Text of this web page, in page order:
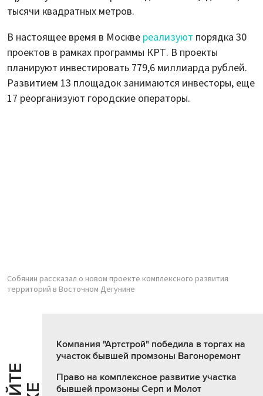
тысячи квадратных метров.
В настоящее время в Москве реализуют порядка 30
проектов в рамках программы КРТ. В проекты
планируют инвестировать 779,6 миллиарда рублей.
Развитием 13 площадок занимаются инвесторы, еще
17 реорганизуют городские операторы.
Собянин рассказал о новом проекте комплексного развития
территорий в Восточном Дегунине
Компания "Артстрой" победила в торгах на
участок бывшей промзоны Вагоноремонт
Право на комплексное развитие участка
бывшей промзоны Серп и Молот